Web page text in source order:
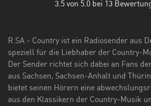
Vorpommern
Niedersachsen
Nordrhein-
Westfalen
3.5 von 5.0 bei 13
R.SA - Country ist ein Radiosender aus
speziell für die Liebhaber der Country-
Der Sender richtet sich dabei an Fans
aus Sachsen, Sachsen-Anhalt und
bietet seinen Hörern eine
aus den Klassikern der Country-Musik